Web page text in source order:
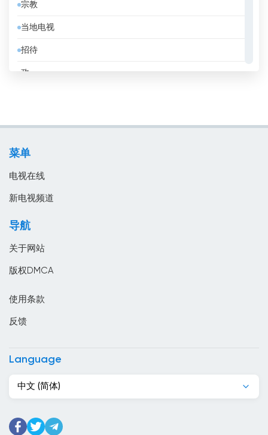
保加利亚
克罗地亚
冰岛
危地马拉
吉布提
宗教
当地电视
招待
政
菜单
电视在线
新电视频道
导航
关于网站
版权DMCA
使用条款
反馈
Language
中文 (简体)